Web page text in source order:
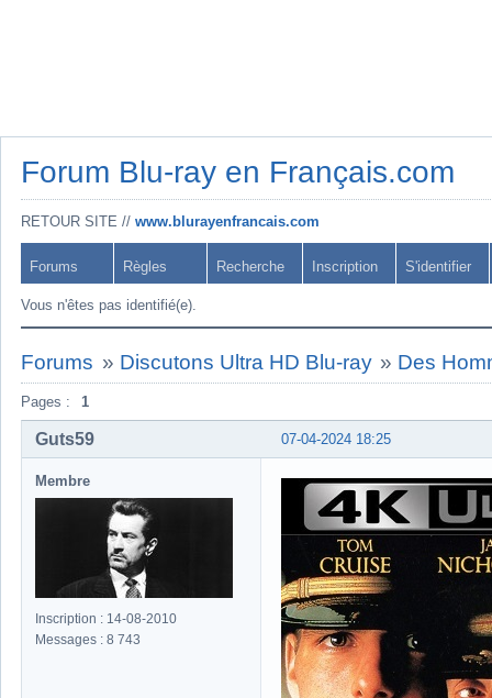
Forum Blu-ray en Français.com
RETOUR SITE // www.blurayenfrancais.com
Forums Règles Recherche Inscription S'identifier
Vous n'êtes pas identifié(e).
Forums » Discutons Ultra HD Blu-ray » Des
Pages : 1
07-04-2024 18:25
Guts59
Membre
Inscription : 14-08-2010
Messages : 8 743